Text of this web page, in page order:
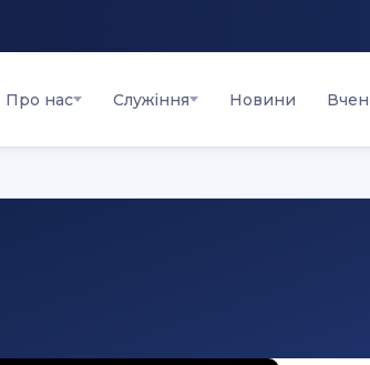
Про нас Служіння Новини